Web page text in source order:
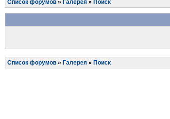
Список форумов » Галерея » Поиск
Список форумов » Галерея » Поиск